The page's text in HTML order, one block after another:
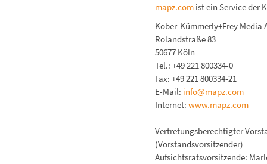
mapz.com ist ein Service der
Kober-Kümmerly+Frey Media
Rolandstraße 83
50677 Köln
Tel.: +49 221 800334-0
Fax: +49 221 800334-21
E-Mail: info@mapz.com
Internet: www.mapz.com
Vertretungsberechtigter
(Vorstandsvorsitzender)
Aufsichtsratsvorsitzende: